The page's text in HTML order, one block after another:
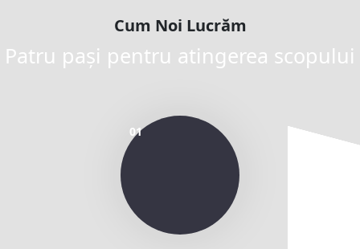
Cum Noi Lucrăm
Patru pași pentru atingerea scopului